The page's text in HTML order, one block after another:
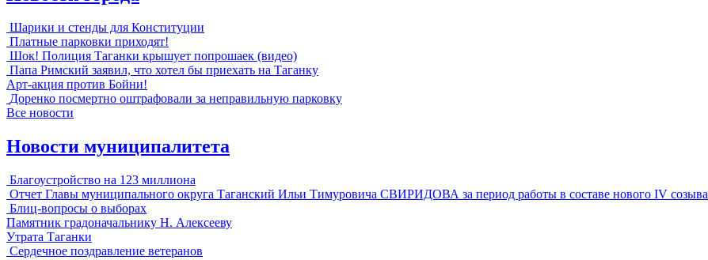
Шарики и стенды для Конституции
Платные парковки приходят!
Шок! Полиция Таганки крышует попрошаек (видео)
Папа Римский заявил, что хотел бы приехать на Таганку
Арт-акция против Бойни!
Доренко посмертно оштрафовали за неправильную парковку
Все новости
Новости муниципалитета
Благоустройство на 123 миллиона
Отчет Главы муниципального округа Таганский Ильи Тимуровича СВИРИДОВА за период работы в составе нового IV созыва
Блиц-вопросы о выборах
Памятник градоначальнику Н. Алексееву
Утрата Таганки
Сердечное поздравление ветеранов